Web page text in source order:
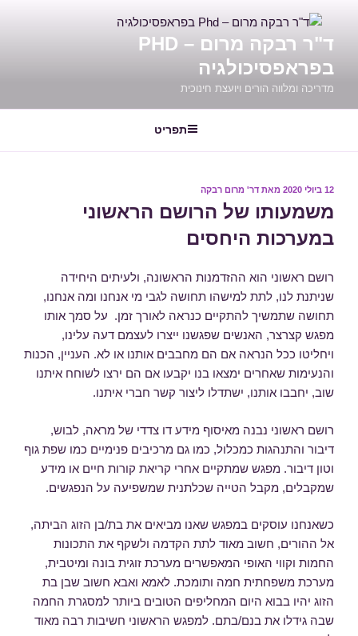
ד"ר רבקה מרום – PHD
בפראפסיכולגיה
מדריכה ומלווה הורים ויועצת חינוכית
תפריט
פורסם
12 ביולי 2020 מאת דר' מרום רבקה
משמעותו של הרושם הראשוני
במערכות היחסים
רושם ראשוני הוא ההזדמנות הראשונה, ולעיתים היחידה
שניתנת לנו, לתת למישהו תחושה לגבי מי אנחנו ומה אנחנו,
תחושה שתמשיך להתקיים כנראה לאורך זמן. על סמך אותו
מפגש קצרצר, האנשים שפגשנו ייצרו לעצמם דעה עלינו,
ויחליטו ככל הנראה אם הם מחבבים אותנו או לא. העניין, הכנות
והנעימות שאחרים ימצאו בנו יקבעו אם הם ירצו לשוחח איתנו
שוב, יחבבו אותנו, ישתדלו ליצור קשר חברי איתנו.
רושם ראשוני נבנה מאיסוף מידע דו צדדי של מראה, לבוש,
דיבור והתנהגות כמכלול, כמו גם מרכיבים פנימיים כמו שפת גוף
וטון דיבור. מפגש שמתקיים אחרי קריאת קורות חיים או מידע
שמקבלים, מקבל הטייה שכלתנית שמשפיעה על הנפגשים.
כשאנחנו עוסקים במפגש שאנו מביאים את בת/בן הזוג הביתה,
אל ההורים, חשוב מאוד לתת הקדמה ולשקף את התכונות
החמות וקווי האופי המאפשרים מערכת זוגית בונה ומיטבית,
מערכת משפחתית חמה ותומכת. לאמא ואבא חשוב שבן בת
הזוג יהיו בבוא היום המחליפים הטובים ביותר למסגרת החמה
שבה גידלו את בנם/בתם. למפגש הראשוני חשיבות רבה מאוד